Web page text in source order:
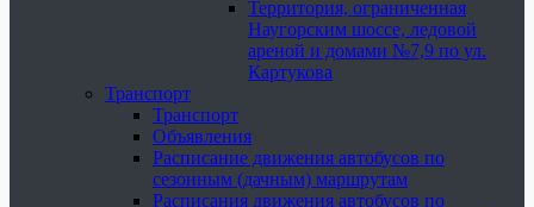
Территория, ограниченная
Наугорским шоссе, ледовой
ареной и домами №7,9 по ул.
Картукова
Транспорт
Транспорт
Объявления
Расписание движения автобусов по
сезонным (дачным) маршрутам
Расписания движения автобусов по